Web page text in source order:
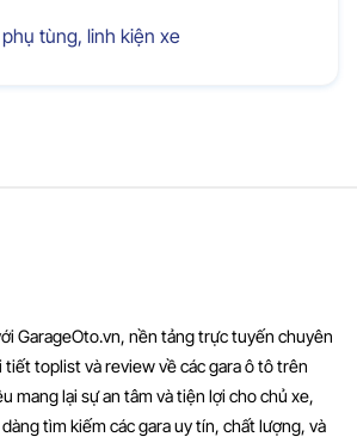
tùng, linh kiện xe
GarageOto.vn, nền tảng trực tuyến chuyên
toplist và review về các gara ô tô trên
mang lại sự an tâm và tiện lợi cho chủ xe,
tìm kiếm các gara uy tín, chất lượng, và